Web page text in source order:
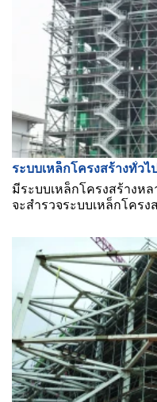
ระบบเหล็กโครงสร้างทั่ว
มีระบบเหล็กโครงสร้างห
จะสำรวจระบบเหล็กโคร